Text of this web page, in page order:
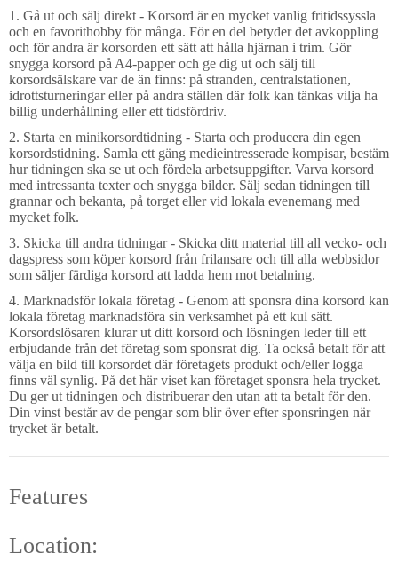
1. Gå ut och sälj direkt - Korsord är en mycket vanlig fritidssyssla
och en favorithobby för många. För en del betyder det avkoppling
och för andra är korsorden ett sätt att hålla hjärnan i trim. Gör
snygga korsord på A4-papper och ge dig ut och sälj till
korsordsälskare var de än finns: på stranden, centralstationen,
idrottsturneringar eller på andra ställen där folk kan tänkas vilja ha
billig underhållning eller ett tidsfördriv.
2. Starta en minikorsordtidning - Starta och producera din egen
korsordstidning. Samla ett gäng medieintresserade kompisar, bestäm
hur tidningen ska se ut och fördela arbetsuppgifter. Varva korsord
med intressanta texter och snygga bilder. Sälj sedan tidningen till
grannar och bekanta, på torget eller vid lokala evenemang med
mycket folk.
3. Skicka till andra tidningar - Skicka ditt material till all vecko- och
dagspress som köper korsord från frilansare och till alla webbsidor
som säljer färdiga korsord att ladda hem mot betalning.
4. Marknadsför lokala företag - Genom att sponsra dina korsord kan
lokala företag marknadsföra sin verksamhet på ett kul sätt.
Korsordslösaren klurar ut ditt korsord och lösningen leder till ett
erbjudande från det företag som sponsrat dig. Ta också betalt för att
välja en bild till korsordet där företagets produkt och/eller logga
finns väl synlig. På det här viset kan företaget sponsra hela trycket.
Du ger ut tidningen och distribuerar den utan att ta betalt för den.
Din vinst består av de pengar som blir över efter sponsringen när
trycket är betalt.
Features
Location: